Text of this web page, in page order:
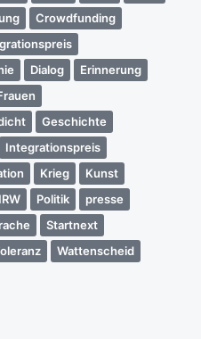
Crowdfunding
Dialog
Erinnerung
Geschichte
Integrationspreis
Krieg
Kunst
Politik
presse
Startnext
Wattenscheid